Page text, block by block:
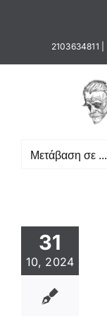
περιεχόμενο2103634811
Μετάβαση σε ...
31
10, 2024